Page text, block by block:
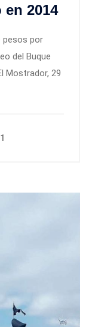
2014
pesos por
del Buque
Mostrador, 29